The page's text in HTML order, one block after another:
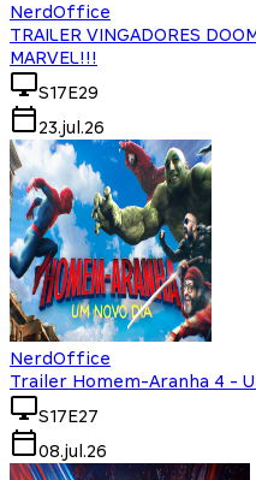
NerdOffice
TRAILER VINGADORES
MARVEL!!!
S17E29
23.jul.26
NerdOffice
Trailer Homem-Aranha 4 -
S17E27
08.jul.26